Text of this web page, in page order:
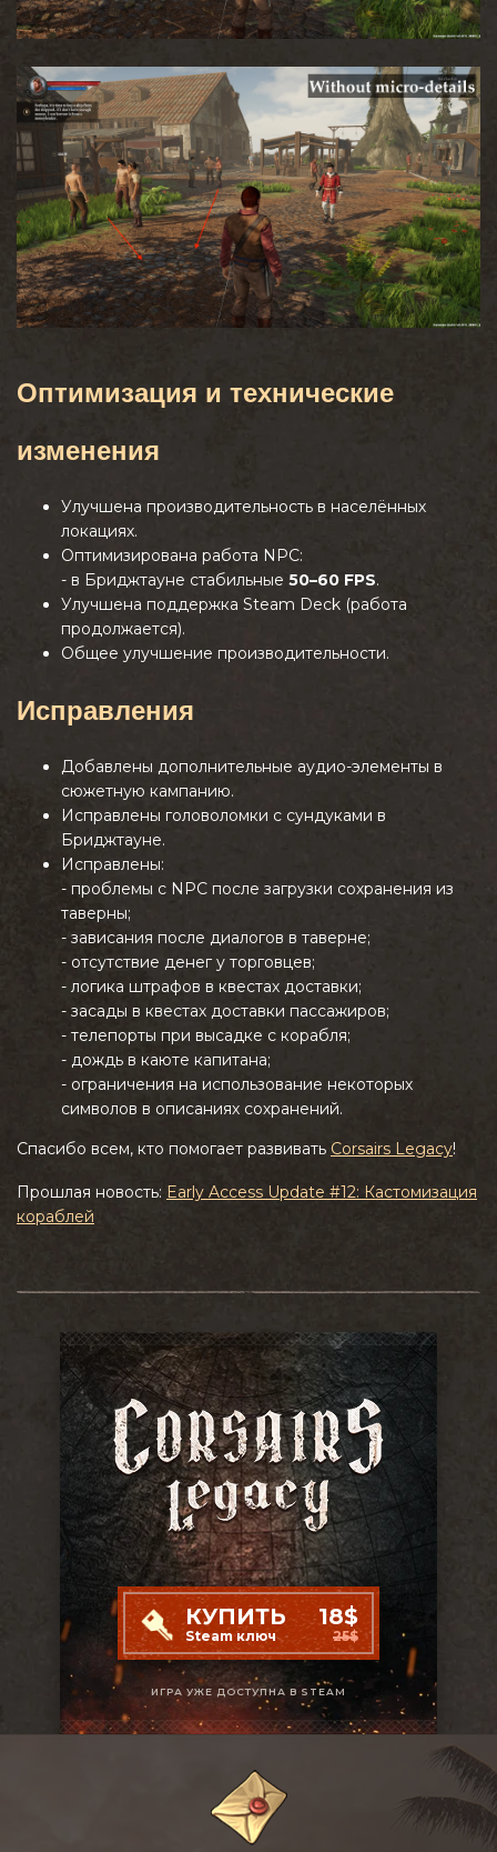
Оптимизация и технические
изменения
Улучшена производительность в населённых
локациях.
Оптимизирована работа NPC:
- в Бриджтауне стабильные 50–60 FPS.
Улучшена поддержка Steam Deck (работа
продолжается).
Общее улучшение производительности.
Исправления
Добавлены дополнительные аудио-элементы в
сюжетную кампанию.
Исправлены головоломки с сундуками в
Бриджтауне.
Исправлены:
- проблемы с NPC после загрузки сохранения из
таверны;
- зависания после диалогов в таверне;
- отсутствие денег у торговцев;
- логика штрафов в квестах доставки;
- засады в квестах доставки пассажиров;
- телепорты при высадке с корабля;
- дождь в каюте капитана;
- ограничения на использование некоторых
символов в описаниях сохранений.
Спасибо всем, кто помогает развивать Corsairs Legacy!
Прошлая новость: Early Access Update #12: Кастомизация
кораблей
КУПИТЬ
Steam ключ
18$
25$
ИГРА УЖЕ ДОСТУПНА В STEAM